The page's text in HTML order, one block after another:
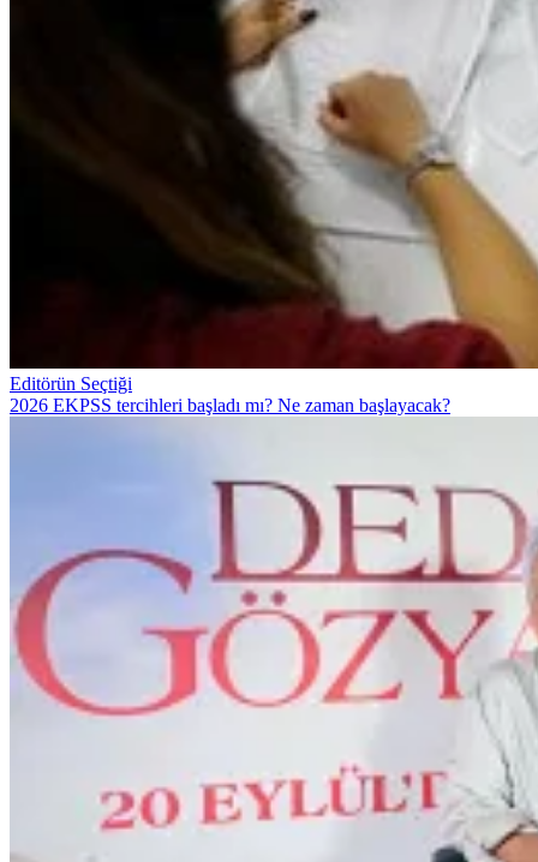
Editörün Seçtiği
2026 EKPSS tercihleri başladı mı? Ne zaman başlayacak?